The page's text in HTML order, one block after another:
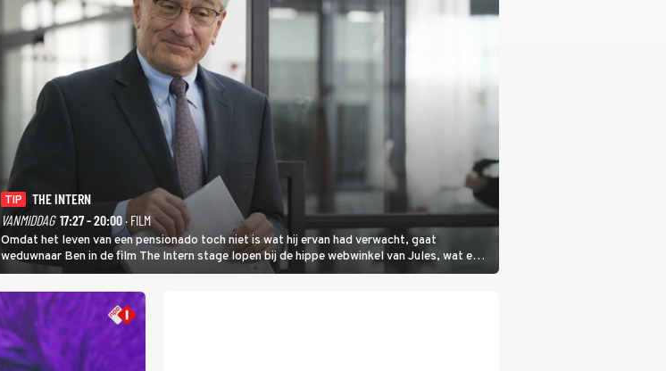
TIP
THE INTERN
VANMIDDAG 17:27 - 20:00· FILM
Omdat het leven van een pensionado toch niet is wat hij ervan had verwacht, gaat
weduwnaar Ben in de film The Intern stage lopen bij de hippe webwinkel van Jules, wat een
gouden zet blijkt te zijn.